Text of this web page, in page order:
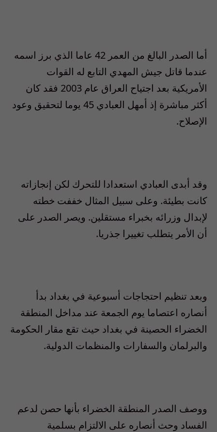
أما الصدر البالغ من العمر 42 عاما الذي برز اسمه
عندما قاتل جيش المهدي التابع له القوات
الأمريكية بعد اجتياح العراق عام 2003 فقد كان
أكثر مباشرة إذ أمهل العبادي 45 يوما لتحقيق وعود
الإصلاح.
وقد أبدى العبادي استعدادا للتحرك لكن إنجازاته
كانت بطيئة. وعلى سبيل المثال خففت خطته
لإبدال وزرائه بخبراء مستقلين. ويصر الصدر على
أن الأمر يتطلب تغييرا جذريا.
وبعد تنظيم احتجاجات أسبوعية في بغداد بدأ
أنصاره اعتصاما يوم الجمعة عند مداخل المنطقة
الخضراء الحصينة في بغداد حيث تقع مقار الحكومة
والبرلمان والسفارات والمنظمات الدولية.
ووصف الصدر المنطقة الخضراء بأنها حصن لدعم
الفساد وحث أنصاره على الالتزام بسلمية